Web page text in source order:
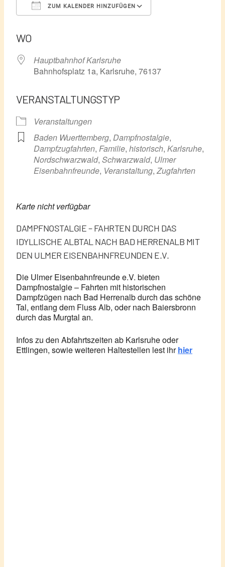
ZUM KALENDER HINZUFÜGEN
WO
Hauptbahnhof Karlsruhe
Bahnhofsplatz 1a, Karlsruhe, 76137
VERANSTALTUNGSTYP
Veranstaltungen
Baden Wuerttemberg, Dampfnostalgie,
Dampfzugfahrten, Familie, historisch, Karlsruhe,
Nordschwarzwald, Schwarzwald, Ulmer
Eisenbahnfreunde, Veranstaltung,Zugfahrten
Karte nicht verfügbar
DAMPFNOSTALGIE – FAHRTEN DURCH DAS
IDYLLISCHE ALBTAL NACH BAD HERRENALB MIT
DEN ULMER EISENBAHNFREUNDEN E.V.
Die Ulmer Eisenbahnfreunde e.V. bieten
Dampfnostalgie – Fahrten mit historischen
Dampfzügen nach Bad Herrenalb durch das schöne
Tal, entlang dem Fluss Alb, oder nach Baiersbronn
durch das Murgtal an.
Infos zu den Abfahrtszeiten ab Karlsruhe oder
Ettlingen, sowie weiteren Haltestellen lest ihrhier